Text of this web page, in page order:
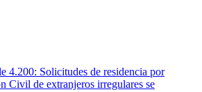
4.200: Solicitudes de residencia por
Civil de extranjeros irregulares se